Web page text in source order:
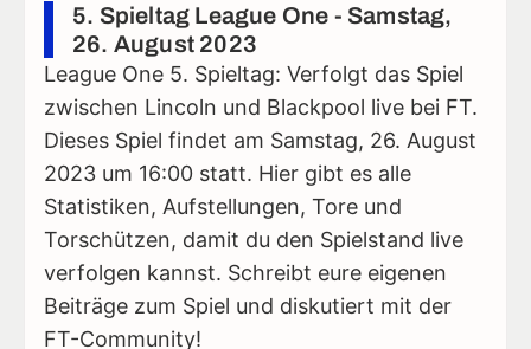
5. Spieltag League One - Samstag,
26. August 2023
League One 5. Spieltag: Verfolgt das Spiel
zwischen Lincoln und Blackpool live bei FT.
Dieses Spiel findet am Samstag, 26. August
2023 um 16:00 statt. Hier gibt es alle
Statistiken, Aufstellungen, Tore und
Torschützen, damit du den Spielstand live
verfolgen kannst. Schreibt eure eigenen
Beiträge zum Spiel und diskutiert mit der
FT-Community!